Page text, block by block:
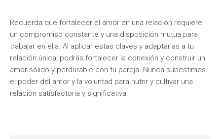
Recuerda que fortalecer el amor en una relación requiere
un compromiso constante y una disposición mutua para
trabajar en ella. Al aplicar estas claves y adaptarlas a tu
relación única, podrás fortalecer la conexión y construir un
amor sólido y perdurable con tu pareja. Nunca subestimes
el poder del amor y la voluntad para nutrir y cultivar una
relación satisfactoria y significativa.